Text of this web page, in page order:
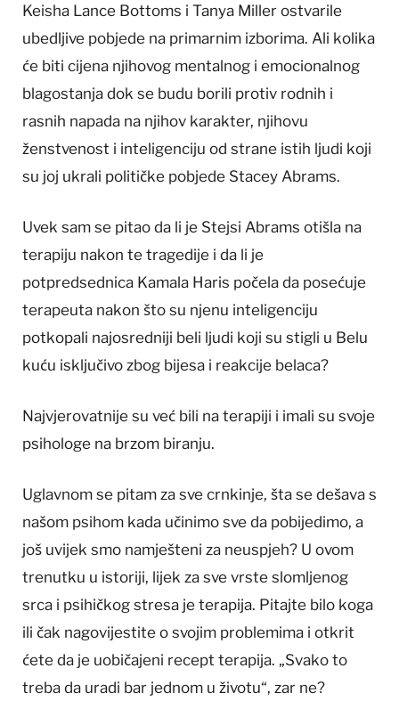
Keisha Lance Bottoms i Tanya Miller ostvarile
ubedljive pobjede na primarnim izborima. Ali kolika
će biti cijena njihovog mentalnog i emocionalnog
blagostanja dok se budu borili protiv rodnih i
rasnih napada na njihov karakter, njihovu
ženstvenost i inteligenciju od strane istih ljudi koji
su joj ukrali političke pobjede Stacey Abrams.
Uvek sam se pitao da li je Stejsi Abrams otišla na
terapiju nakon te tragedije i da li je
potpredsednica Kamala Haris počela da posećuje
terapeuta nakon što su njenu inteligenciju
potkopali najosredniji beli ljudi koji su stigli u Belu
kuću isključivo zbog bijesa i reakcije belaca?
Najvjerovatnije su već bili na terapiji i imali su svoje
psihologe na brzom biranju.
Uglavnom se pitam za sve crnkinje, šta se dešava s
našom psihom kada učinimo sve da pobijedimo, a
još uvijek smo namješteni za neuspjeh? U ovom
trenutku u istoriji, lijek za sve vrste slomljenog
srca i psihičkog stresa je terapija. Pitajte bilo koga
ili čak nagovijestite o svojim problemima i otkrit
ćete da je uobičajeni recept terapija. „Svako to
treba da uradi bar jednom u životu“, zar ne?